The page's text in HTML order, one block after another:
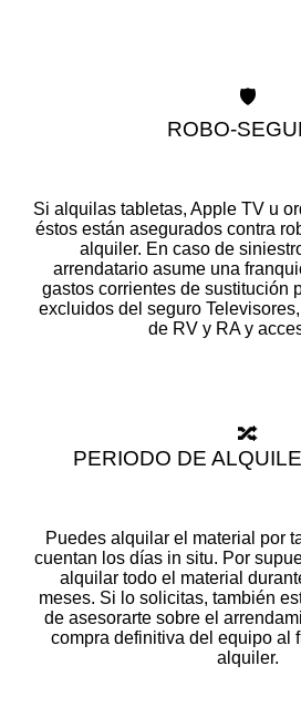
🛡️
ROBO-
Si alquilas tabletas, Apple TV u
éstos están asegurados contra
alquiler. En caso de
arrendatario asume una
gastos corrientes de sustitución
excluidos del seguro
de RV y RA y
🔀
PERIODO DE
Puedes alquilar el material por
cuentan los días in situ. Por
alquilar todo el material
meses. Si lo solicitas, también
de asesorarte sobre el
compra definitiva del equipo al
alquiler.